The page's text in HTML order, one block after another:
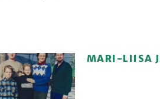
MARI-LIISA